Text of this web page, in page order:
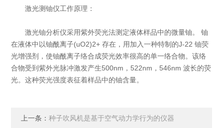
激光测铀仪工作原理：
激光铀分析仪采用紫外荧光法测定液体样品中的微量铀。 铀
在液体中以铀酰离子(uO2)2+ 存在，用加入一种特制的J-22 铀荧
光增强剂，使铀酰离子络合成荧光效率很高的单一络合物。该络
合物受到紫外光脉冲激发产生500nm，522nm，546nm 波长的荧
光。这种荧光强度表征着样品中的铀含量。
上一条：种子吹风机是基于空气动力学行为的仪器